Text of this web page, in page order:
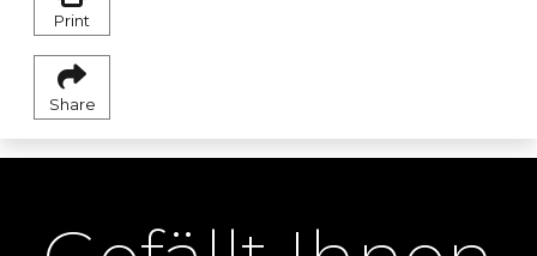
Print
Share